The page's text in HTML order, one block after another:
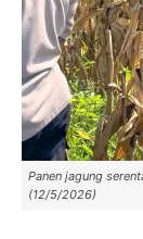
Panen jagung
(12/5/2026)